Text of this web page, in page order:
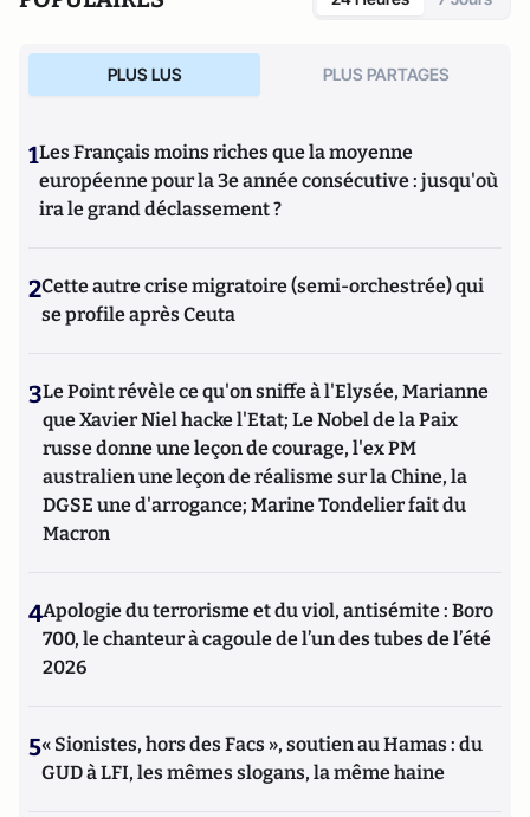
PLUS LUS PLUS PARTAGES
1Les Français moins riches que la moyenne
européenne pour la 3e année consécutive : jusqu'où
ira le grand déclassement ?
2Cette autre crise migratoire (semi-orchestrée) qui
se profile après Ceuta
3Le Point révèle ce qu'on sniffe à l'Elysée, Marianne
que Xavier Niel hacke l'Etat; Le Nobel de la Paix
russe donne une leçon de courage, l'ex PM
australien une leçon de réalisme sur la Chine, la
DGSE une d'arrogance; Marine Tondelier fait du
Macron
4Apologie du terrorisme et du viol, antisémite : Boro
700, le chanteur à cagoule de l’un des tubes de l’été
2026
5« Sionistes, hors des Facs », soutien au Hamas : du
GUD à LFI, les mêmes slogans, la même haine